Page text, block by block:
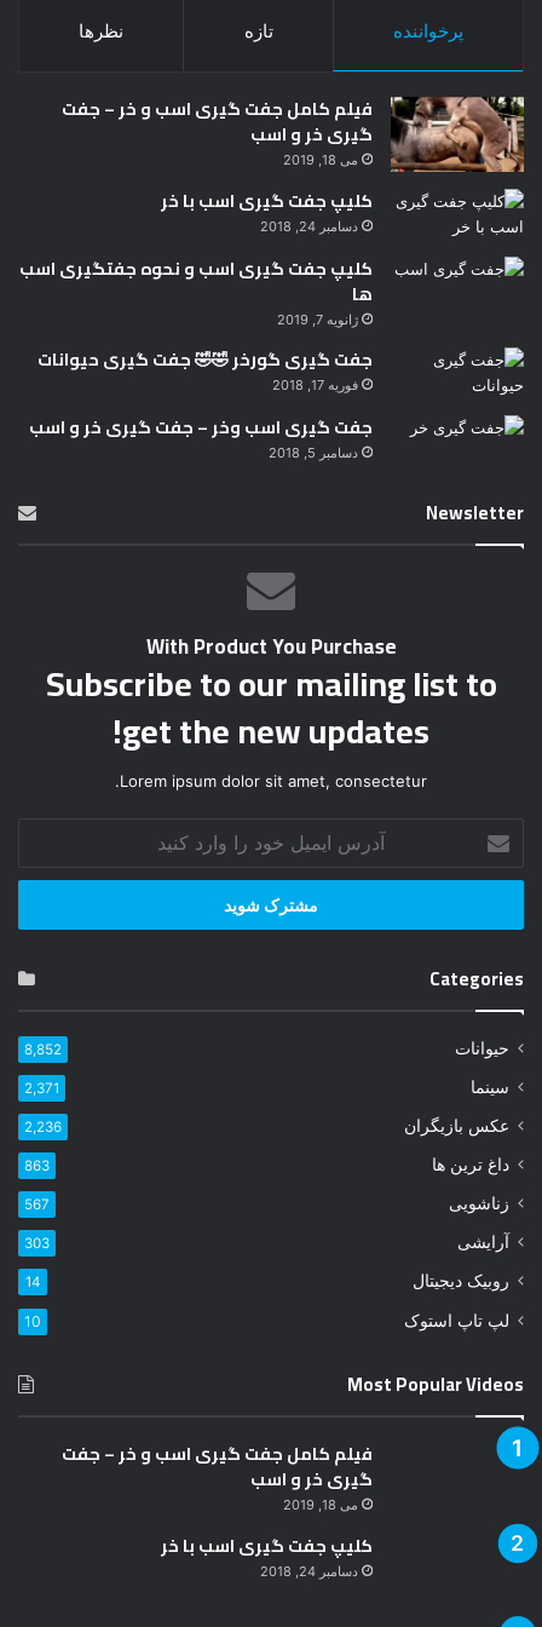
پرخواننده تازه نظرها
فیلم کامل جفت گیری اسب و خر – جفت
گیری خر و اسب
می 18, 2019
کلیپ جفت گیری اسب با خر
دسامبر 24, 2018
کلیپ جفت گیری اسب و نحوه جفتگیری اسب
ها
ژانویه 7, 2019
جفت گیری گورخر 🤣🤣 جفت گیری حیوانات
فوریه 17, 2018
جفت گیری اسب وخر – جفت گیری خر و اسب
دسامبر 5, 2018
Newsletter
With Product You Purchase
Subscribe to our mailing list to
get the new updates!
Lorem ipsum dolor sit amet, consectetur.
ر
ا
م
ی
خ
و
ر
ا
ا
ر
ک
ن
Categories
حیوانات 8,852
سینما 2,371
عکس بازیگران 2,236
داغ ترین ها 863
زناشویی 567
آرایشی 303
روبیک دیجیتال 14
لپ تاپ استوک 10
Most Popular Videos
فیلم کامل جفت گیری اسب و خر – جفت
گیری خر و اسب
می 18, 2019
کلیپ جفت گیری اسب با خر
دسامبر 24, 2018